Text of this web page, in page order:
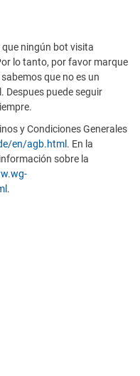
ningún bot visita
lo tanto, por favor marque
que no es un
Despues puede seguir
y Condiciones Generales
en/agb.html . En la
sobre la
.